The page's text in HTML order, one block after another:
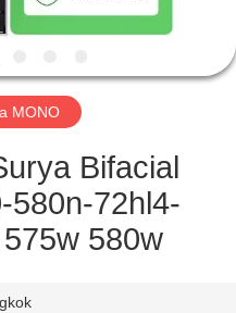
MONO
Bifacial
580n-72hl4-
580w